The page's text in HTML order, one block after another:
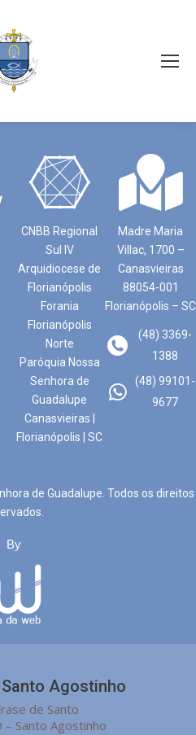
Agostinho
de Santo
– Santo Agostinho
CNBB Regional
Sul IV
Arquidiocese de
Florianópolis
Forania
Florianópolis
Norte
Paróquia Nossa
Senhora de
Guadalupe
Canasvieiras |
Florianópolis | SC
Madre Maria
Villac, 1700 –
Canasvieiras
88054-001
Florianópolis – SC
(48) 3369-
1388
(48) 99101-
9677
de Guadalupe. Todos os direitos
By